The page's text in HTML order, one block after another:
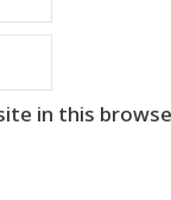
in this